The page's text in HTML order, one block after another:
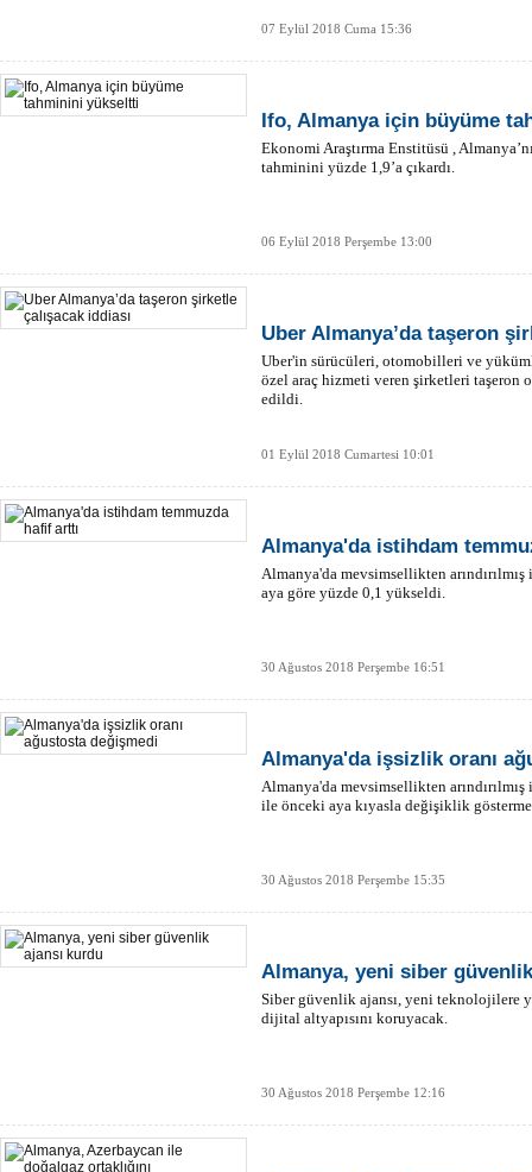
07 Eylül 2018 Cuma 15:36
Ifo, Almanya için büyüme
Ekonomi Araştırma Enstitüsü ,
tahminini yüzde 1,9’a çıkardı.
06 Eylül 2018 Perşembe 13:00
Uber Almanya’da taşeron
Uber'in sürücüleri, otomobilleri ve
özel araç hizmeti veren şirketleri taşeron
edildi.
01 Eylül 2018 Cumartesi 10:01
Almanya'da istihdam
Almanya'da mevsimsellikten
aya göre yüzde 0,1 yükseldi.
30 Ağustos 2018 Perşembe 16:51
Almanya'da işsizlik oranı
Almanya'da mevsimsellikten
ile önceki aya kıyasla değişiklik
30 Ağustos 2018 Perşembe 15:35
Almanya, yeni siber
Siber güvenlik ajansı, yeni teknolojilere
dijital altyapısını koruyacak.
30 Ağustos 2018 Perşembe 12:16